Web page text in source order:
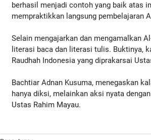
berhasil menjadi contoh yang baik atas
mempraktikkan langsung pembelajaran
Selain mengajarkan dan mengamalkan
literasi baca dan literasi tulis. Buktinya,
Raudhah Indonesia yang diprakarsai
Bachtiar Adnan Kusuma, menegaskan
hanya diksi, melainkan aksi nyata
Ustas Rahim Mayau.